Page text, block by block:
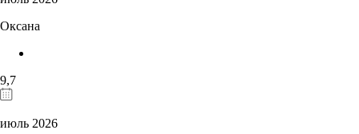
Оксана
9,7
июль 2026